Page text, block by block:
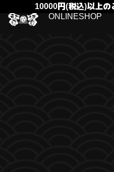
10000円(税込)以上
ONLINESHOP